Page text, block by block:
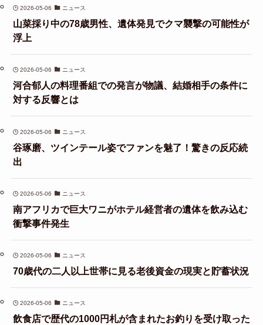
2026-05-06 ニュース
山菜採り中の78歳男性、遺体発見でクマ襲撃の可能性が
浮上
2026-05-06 ニュース
河合郁人の料理番組での発言が物議、結婚相手の条件に
対する反響とは
2026-05-06 ニュース
谷琢磨、ツインテール姿でファンを魅了！驚きの反応続
出
2026-05-06 ニュース
南アフリカで巨大ワニがホテル経営者の遺体を飲み込む
衝撃事件発生
2026-05-06 ニュース
70歳代の二人以上世帯に見る老後資金の現実と貯蓄状況
2026-05-06 ニュース
飲食店で歴代の1000円札が含まれたお釣りを受け取った